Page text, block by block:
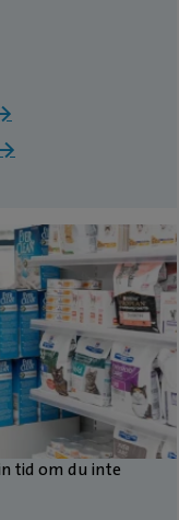
ditt besök hos
in-checkning
tid om du inte